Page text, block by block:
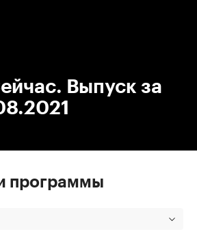
Выпуск за
программы